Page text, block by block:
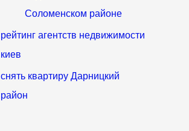
Соломенском районе
рейтинг агентств недвижимости
киев
снять квартиру Дарницкий
район